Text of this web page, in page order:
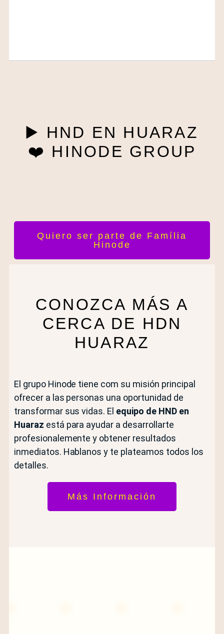
▶️ HND EN HUARAZ
❤️ HINODE GROUP
Quiero ser parte de Família
Hinode
CONOZCA MÁS A
CERCA DE HDN
HUARAZ
El grupo Hinode tiene com su misión principal
ofrecer a las personas una oportunidad de
transformar sus vidas. El equipo de HND en
Huaraz está para ayudar a desarrollarte
profesionalemente y obtener resultados
inmediatos. Hablanos y te plateamos todos los
detalles.
Más Información